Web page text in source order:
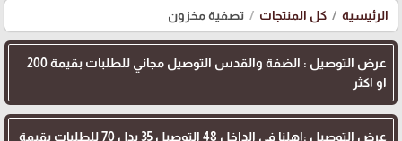
الرئيسية كل المنتجات تصفية مخزون
عرض التوصيل : الضفة والقدس التوصيل مجاني للطلبات بقيمة 200
او اكثر
عرض التوصيل :اهلنا في الداخل 48 التوصيل 35 بدل 70 للطلبات بقيمة